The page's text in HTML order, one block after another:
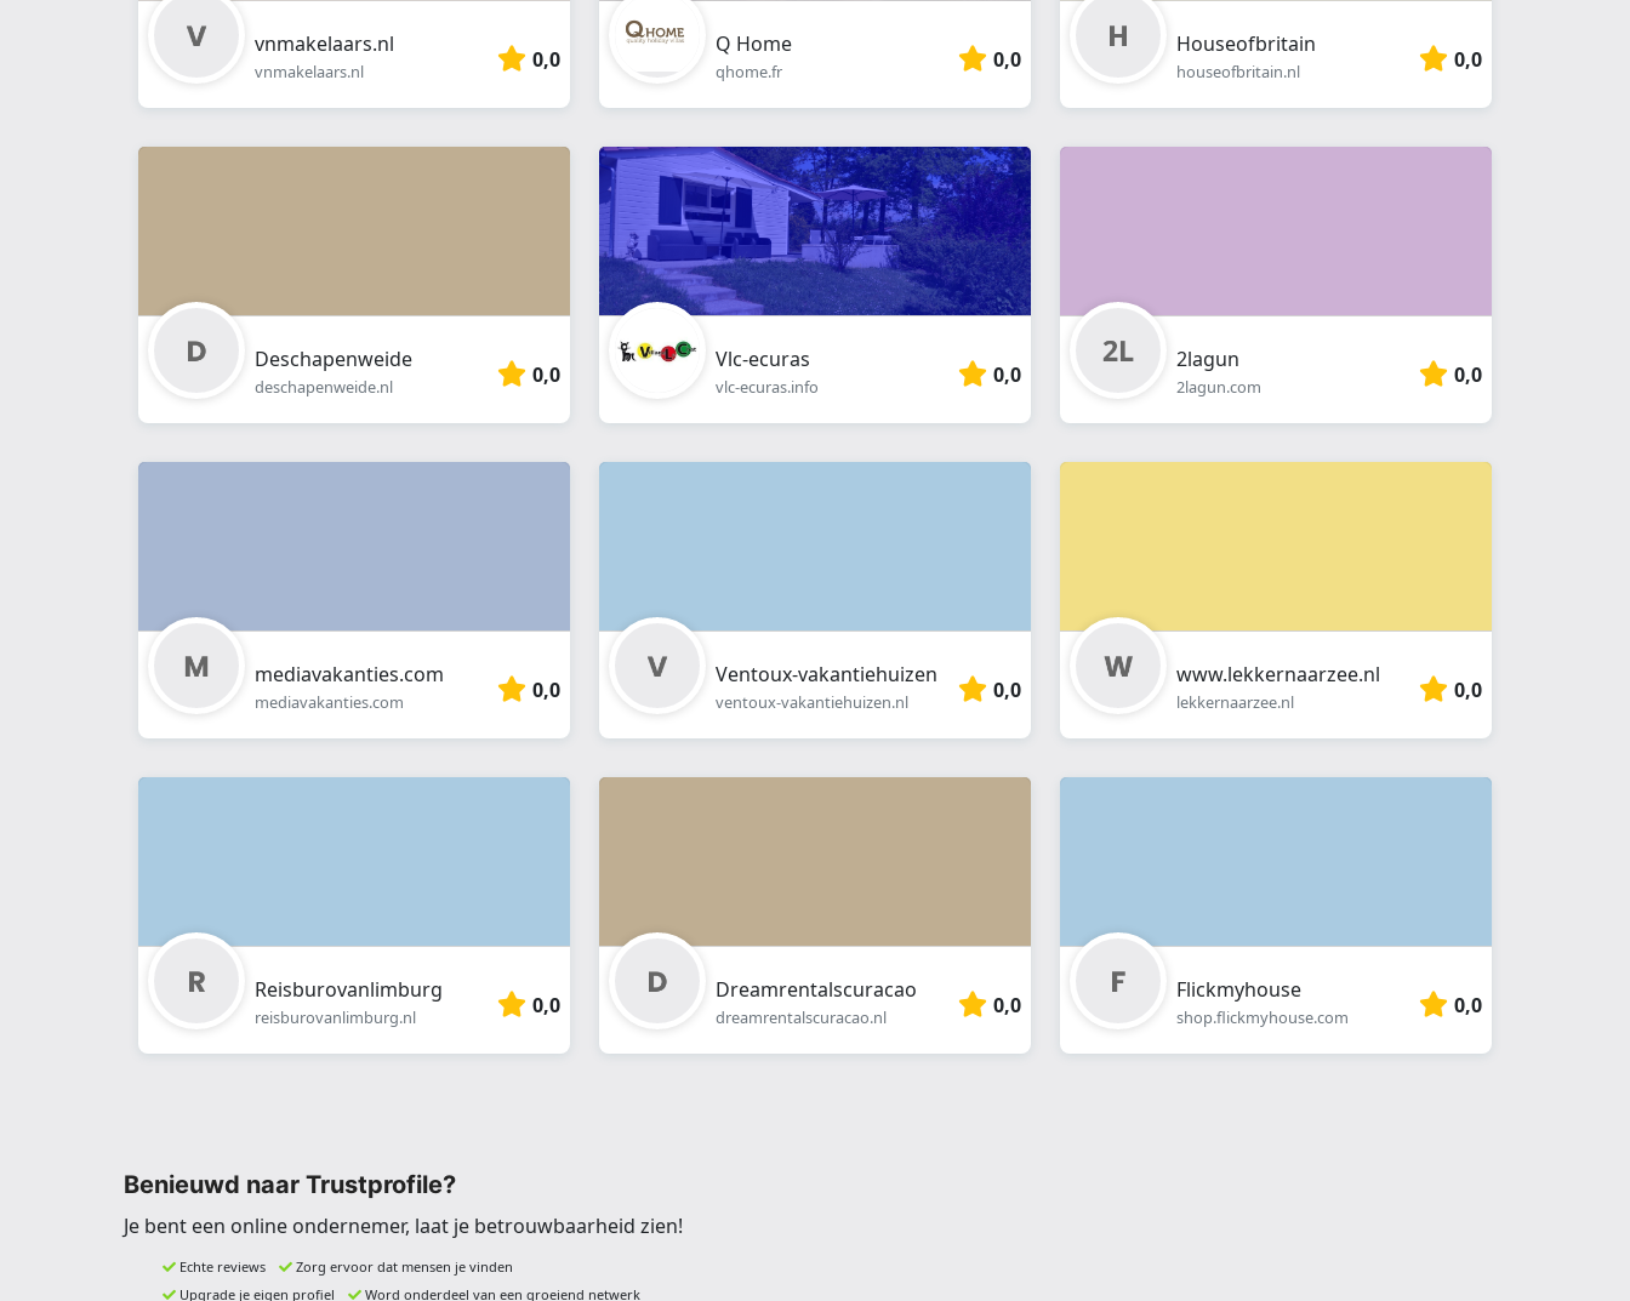
vnmakelaars.nl
vnmakelaars.nl 0,0
Q Home
qhome.fr 0,0
Houseofbritain
houseofbritain.nl 0,0
Deschapenweide
deschapenweide.nl 0,0
Vlc-ecuras
vlc-ecuras.info 0,0
2lagun
2lagun.com 0,0
mediavakanties.com
mediavakanties.com 0,0
Ventoux-vakantiehuizen
ventoux-vakantiehuizen.nl 0,0
www.lekkernaarzee.nl
lekkernaarzee.nl 0,0
Reisburovanlimburg
reisburovanlimburg.nl 0,0
Dreamrentalscuracao
dreamrentalscuracao.nl 0,0
Flickmyhouse
shop.flickmyhouse.com 0,0
Benieuwd naar Trustprofile?
Je bent een online ondernemer, laat je betrouwbaarheid zien!
Echte reviews
Zorg ervoor dat mensen je vinden
Upgrade je eigen profiel
Word onderdeel van een groeiend netwerk